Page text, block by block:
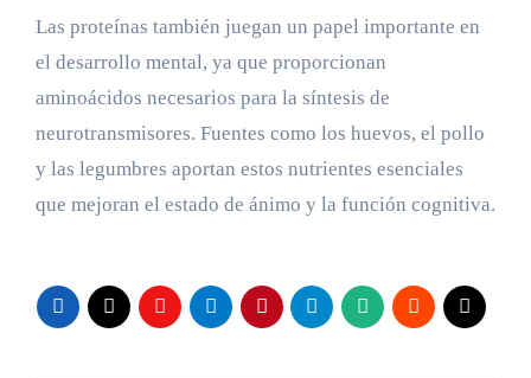
Las proteínas también juegan un papel importante en
el desarrollo mental, ya que proporcionan
aminoácidos necesarios para la síntesis de
neurotransmisores. Fuentes como los huevos, el pollo
y las legumbres aportan estos nutrientes esenciales
que mejoran el estado de ánimo y la función cognitiva.